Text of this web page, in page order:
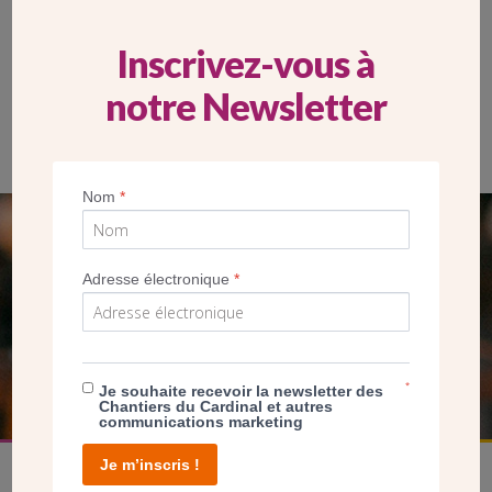
SEUL VOTRE DON
NOUS PERMET D’AGIR
FAIRE UN DON
Inscrivez-vous à
notre Newsletter
Nom*
Adresse électronique*
Je souhaite recevoir la newsletter des
Chantiers du Cardinal et autres
communications marketing
*
Je m’inscris !